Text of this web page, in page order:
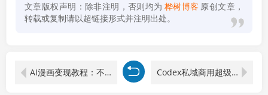
文章版权声明：除非注明，否则均为 桦树博客 原创文章，
转载或复制请以超链接形式并注明出处。
AI漫画变现教程：不用手写提示词，自动生成脚本文案，一份伙伴计划万播5-10块，一条爆款推文收益上万 Codex私域商用超级站Ai开发变现课106期-完结：不是普通网站，而是能收钱，能运营，能沉淀客户的私域超级站